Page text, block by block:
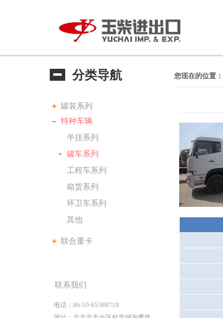
分类导航
罐装系列
特种车辆
半挂系列
罐车系列
工程车系列
箱货系列
环卫车系列
其他
联合重卡
联系我们
电话：86-10-65388719
您现在的位置：